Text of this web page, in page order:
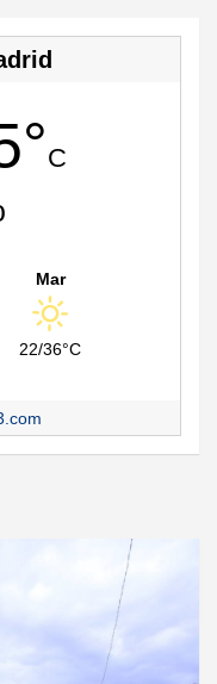
C
Mar
22/36°C